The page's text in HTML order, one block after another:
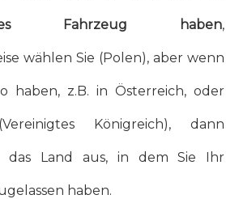
Fahrzeug haben,
wählen Sie (Polen), aber wenn
haben, z.B. in Österreich, oder
Königreich), dann
das Land aus, in dem Sie Ihr
haben.